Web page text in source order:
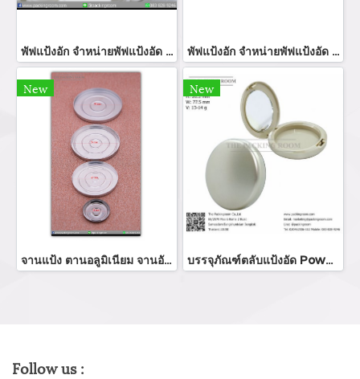
พัฟแป้งอัก จำหน่ายพัฟแป้งอัด SBR แต่งหน้าฟองน้ำผู้ผลิตพัฟสมูทสแควร์ NBR/SBR แป้งพัฟ พัฟฉลากส่วนตัว NBR แป้งพัฟรอบแต่งหน้าฟองน้ำ พัฟแป้งอัก จำหน่ายพัฟแป้งอัด SBR แต่งหน้าฟองน้ำผู้ผลิตพัฟสมูทสแควร์ NBR/SBR แป้งพัฟ พัฟฉลากส่วนตัว NBR แป้งพัฟรอบแต่งหน้าฟองน้ำ
New
จานแป้ง ตานอลูมิเนียม จานอัดแป้ง จานแป้งอัเทรงกลม โรงงานิบตจานแป้งอัดจานแแ้งพัฟ จำหน่อายจานแป้งทุกขนาด
New
บรรจุภัณฑ์ตลับแป้งอัด Powder packaging / powder case ตลับแป้งพัฟ แป้งอัดแข็ง จำหน่ายบรรจุภัณฑ์เครื่องสำอางรรจุภัณฑ์เครื่องสำอางทุกประเภท
Follow us :